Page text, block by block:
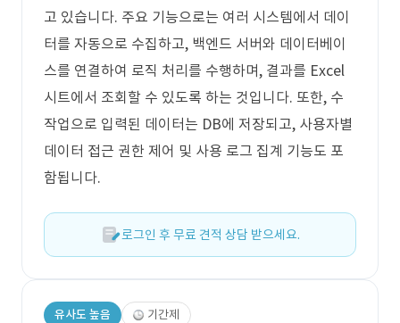
고 있습니다. 주요 기능으로는 여러 시스템에서 데이
터를 자동으로 수집하고, 백엔드 서버와 데이터베이
스를 연결하여 로직 처리를 수행하며, 결과를 Excel
시트에서 조회할 수 있도록 하는 것입니다. 또한, 수
작업으로 입력된 데이터는 DB에 저장되고, 사용자별
데이터 접근 권한 제어 및 사용 로그 집계 기능도 포
함됩니다.
로그인 후 무료 견적 상담 받으세요.
유사도 높음 기간제